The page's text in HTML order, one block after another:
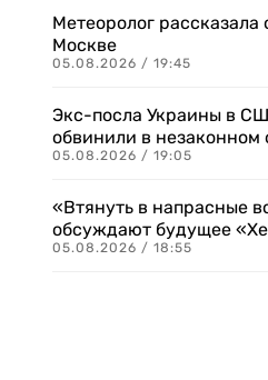
Метеоролог рассказала
Москве
05.08.2026 / 19:45
Экс-посла Украины в
обвинили в незаконном
05.08.2026 / 19:05
«Втянуть в напрасные
обсуждают будущее
05.08.2026 / 18:55